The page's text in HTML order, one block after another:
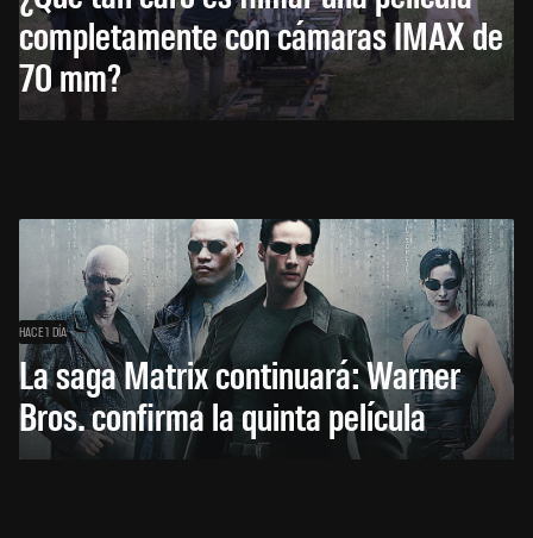
completamente con cámaras IMAX de
70 mm?
HACE 1 DÍA
La saga Matrix continuará: Warner
Bros. confirma la quinta película